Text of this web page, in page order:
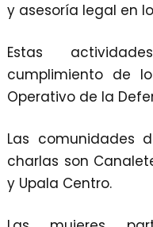
y asesoría legal en
Estas
cumplimiento de
Operativo de la
Las comunidades
charlas son
y Upala Centro.